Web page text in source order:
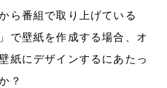
ら番組で取り上げている
で壁紙を作成する場合、オ
紙にデザインするにあたっ
？